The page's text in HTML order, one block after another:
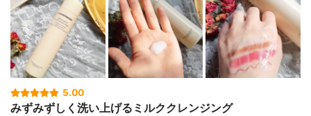
5.00
みずみずしく洗い上げるミルククレンジング